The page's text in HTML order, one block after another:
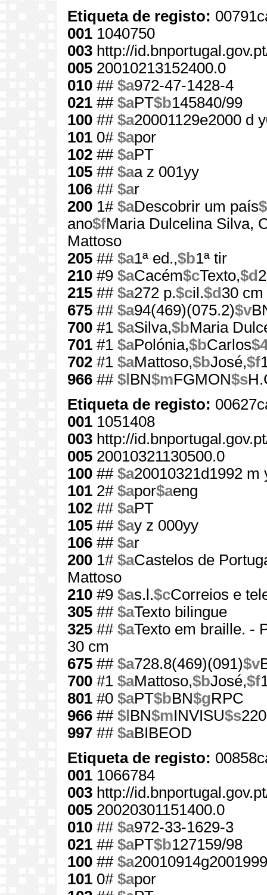
Etiqueta de registo:
001 1040750
003 http://
005 20010213152400.0
010 ## $a972-47-1428-4
021 ## $aPT$b145840/99
100 ## $a20001129e2000 d
101 0# $apor
102 ## $aPT
105 ## $aa z 001yy
106 ## $ar
200 1# $aDescobrir um país
ano$fMaria Dulcelina Silva,
Mattoso
205 ## $a1ª ed.,$b1ª tir
210 #9 $aCacém$cTexto,$d
215 ## $a272 p.$cil.$d 30 cm
675 ## $a94(469)(075.2)$v
700 #1 $aSilva,$bMaria
701 #1 $aPolónia,$bCarlos
702 #1 $aMattoso,$bJosé,$f
966 ## $l BN$mFGMON$s
Etiqueta de registo:
001 1051408
003 http://
005 20010321130500.0
100 ## $a20010321d1992 m
101 2# $apor$aeng
102 ## $aPT
105 ## $ay z 000yy
106 ## $ar
200 1# $aCastelos de
Mattoso
210 #9 $as.l.$cCorreios e
305 ## $aTexto bilingue
325 ## $aTexto em braille. -
30 cm
675 ## $a728.8(469)(091)$v
700 #1 $aMattoso,$bJosé,$f
801 #0 $aPT$bBN$gRPC
966 ## $l BN$mINVISU$s
997 ## $aBIBEOD
Etiqueta de registo:
001 1066784
003 http://
005 20020301151400.0
010 ## $a972-33-1629-3
021 ## $aPT$b127159/98
100 ## $a
101 0# $apor